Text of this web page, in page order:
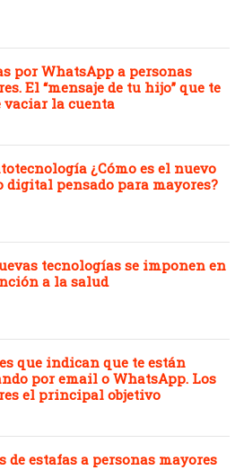
por WhatsApp a personas
El “mensaje de tu hijo” que te
vaciar la cuenta
¿Cómo es el nuevo
digital pensado para mayores?
tecnologías se imponen en
a la salud
que indican que te están
por email o WhatsApp. Los
el principal objetivo
de estafas a personas mayores